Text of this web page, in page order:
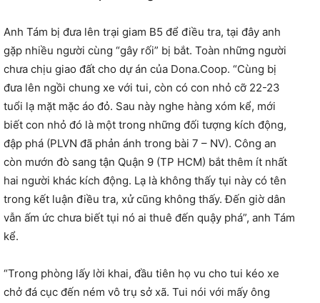
Anh Tám bị đưa lên trại giam B5 để điều tra, tại đây anh
gặp nhiều người cùng “gây rối” bị bắt. Toàn những người
chưa chịu giao đất cho dự án của Dona.Coop. “Cùng bị
đưa lên ngồi chung xe với tui, còn có con nhỏ cỡ 22-23
tuổi lạ mặt mặc áo đỏ. Sau này nghe hàng xóm kể, mới
biết con nhỏ đó là một trong những đối tượng kích động,
đập phá (PLVN đã phản ánh trong bài 7 – NV). Công an
còn mướn đò sang tận Quận 9 (TP HCM) bắt thêm ít nhất
hai người khác kích động. Lạ là không thấy tụi này có tên
trong kết luận điều tra, xử cũng không thấy. Đến giờ dân
vẫn ấm ức chưa biết tụi nó ai thuê đến quậy phá”, anh Tám
kể.
“Trong phòng lấy lời khai, đầu tiên họ vu cho tui kéo xe
chở đá cục đến ném vô trụ sở xã. Tui nói với mấy ông